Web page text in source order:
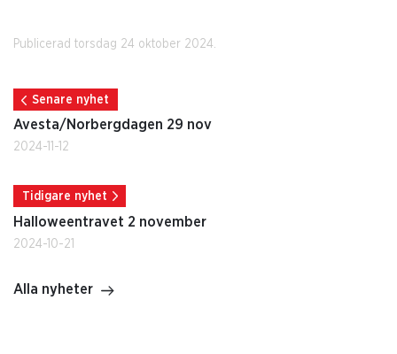
Publicerad torsdag 24 oktober 2024.
Senare nyhet
Avesta/Norbergdagen 29 nov
2024-11-12
Tidigare nyhet
Halloweentravet 2 november
2024-10-21
Alla nyheter